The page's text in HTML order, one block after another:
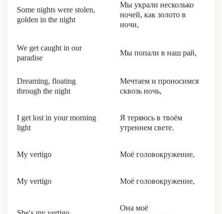
Some nights were stolen,
golden in the night
Мы украли несколько
ночей, как золото в
ночи,
We get caught in our
paradise
Мы попали в наш рай,
Dreaming, floating
through the night
Мечтаем и проносимся
сквозь ночь,
I get lost in your morning
light
Я теряюсь в твоём
утреннем свете.
My vertigo Моё головокружение,
My vertigo Моё головокружение,
Она моё